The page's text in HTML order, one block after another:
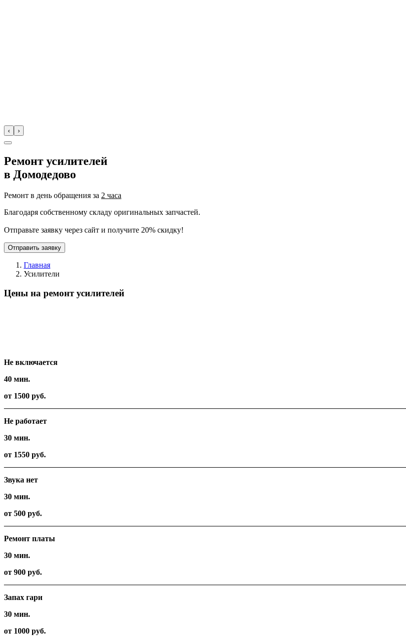
‹ ›
Ремонт усилителей
в Домодедово
Ремонт в день обращения за 2 часа
Благодаря собственному складу оригинальных запчастей.
Отправьте заявку через сайт и получите 20% скидку!
Отправить заявку
Главная
Усилители
Цены на ремонт усилителей
Не включается
40 мин.
от 1500 руб.
Не работает
30 мин.
от 1550 руб.
Звука нет
30 мин.
от 500 руб.
Ремонт платы
30 мин.
от 900 руб.
Запах гари
30 мин.
от 1000 руб.